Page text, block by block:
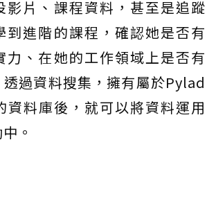
影片、課程資料，甚至是追蹤
到進階的課程，確認她是否有
力、在她的工作領域上是否有
過資料搜集，擁有屬於Pylad
資料庫後，就可以將資料運用
。